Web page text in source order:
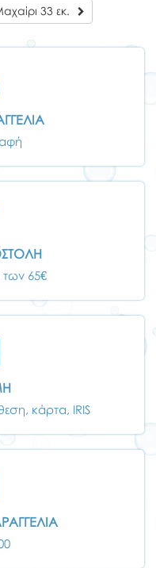
33 εκ.
65€
κάρτα, IRIS